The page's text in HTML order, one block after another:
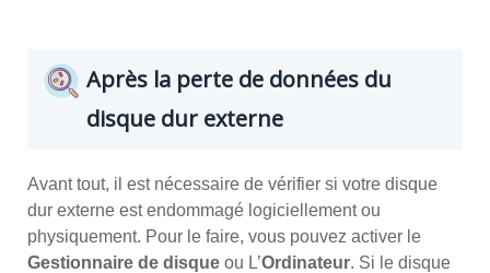
Après la perte de données du
disque dur externe
Avant tout, il est nécessaire de vérifier si votre disque
dur externe est endommagé logiciellement ou
physiquement. Pour le faire, vous pouvez activer le
Gestionnaire de disque ou L’Ordinateur. Si le disque